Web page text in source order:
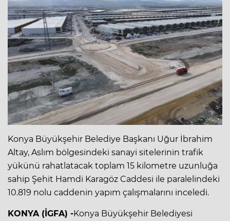
Konya Büyükşehir Belediye Başkanı Uğur İbrahim
Altay, Aslım bölgesindeki sanayi sitelerinin trafik
yükünü rahatlatacak toplam 15 kilometre uzunluğa
sahip Şehit Hamdi Karagöz Caddesi ile paralelindeki
10.819 nolu caddenin yapım çalışmalarını inceledi.
KONYA (İGFA) -Konya Büyükşehir Belediyesi